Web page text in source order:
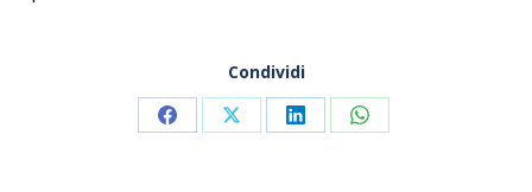
Condividi
Share Share Share Share